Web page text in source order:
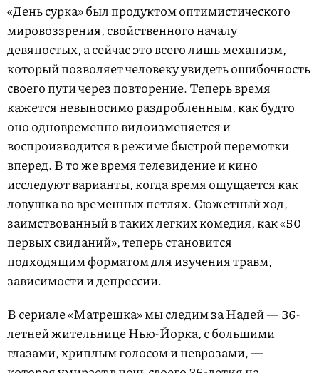
«День сурка» был продуктом оптимистического
мировоззрения, свойственного началу
девяностых, а сейчас это всего лишь механизм,
который позволяет человеку увидеть ошибочность
своего пути через повторение. Теперь время
кажется невыносимо раздробленным, как будто
оно одновременно видоизменяется и
воспроизводится в режиме быстрой перемотки
вперед. В то же время телевидение и кино
исследуют варианты, когда время ощущается как
ловушка во временных петлях. Сюжетный ход,
заимствованный в таких легких комедия, как «50
первых свиданий», теперь становится
подходящим форматом для изучения травм,
зависимости и депрессии.
В сериале«Матрешка»мы следим за Надей — 36-
летней жительнице Нью-Йорка, с большими
глазами, хриплым голосом и неврозами, —